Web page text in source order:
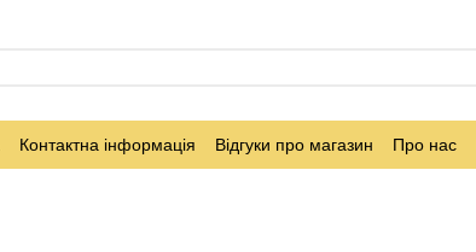
Контактна інформація Відгуки про магазин Про нас